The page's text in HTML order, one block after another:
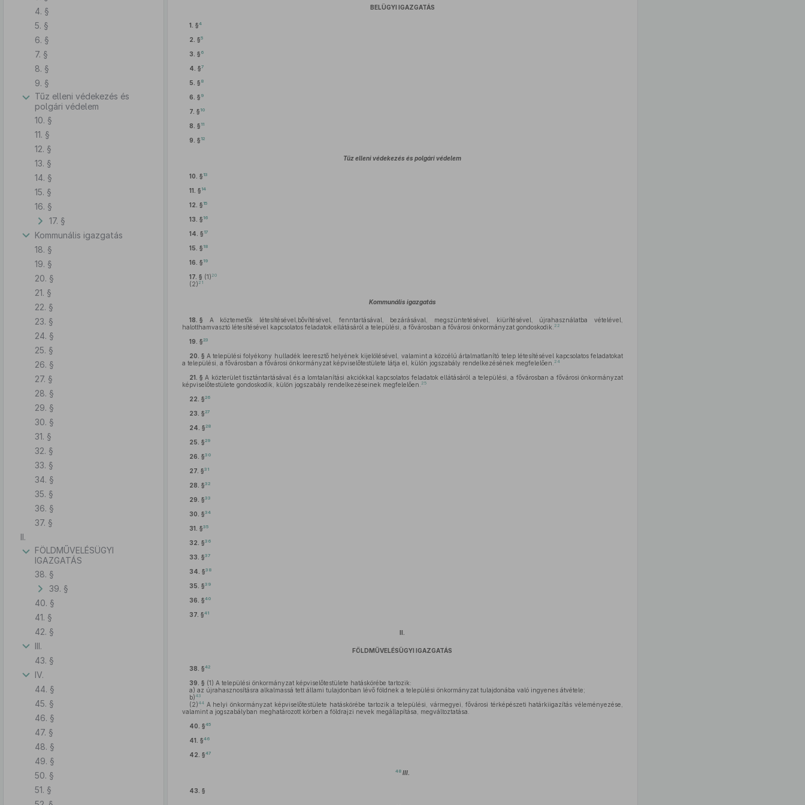
4. §
5. §
6. §
7. §
8. §
9. §
Tűz elleni védekezés és
polgári védelem
10. §
11. §
12. §
13. §
14. §
15. §
16. §
17. §
Kommunális igazgatás
18. §
19. §
20. §
21. §
22. §
23. §
24. §
25. §
26. §
27. §
28. §
29. §
30. §
31. §
32. §
33. §
34. §
35. §
36. §
37. §
II.
FÖLDMŰVELÉSÜGYI
IGAZGATÁS
38. §
39. §
40. §
41. §
42. §
III.
43. §
IV.
44. §
45. §
46. §
47. §
48. §
49. §
50. §
51. §
BELÜGYI IGAZGATÁS
1. §4
2. §5
3. § 6
4. §7
5. § 8
6. § 9
7. § 10
8. § 11
9. § 12
Tűz elleni védekezés és polgári védelem
10. § 13
11. § 14
12. § 15
13. § 16
14. § 17
15. § 18
16. § 19
17. § (1) 20
(2) 21
Kommunális igazgatás
18. § A köztemetők létesítésével,bővítésével, fenntartásával, bezárásával, megszüntetésével, kiürítésével, újrahasználatba vételével,
halotthamvasztó létesítésével kapcsolatos feladatok ellátásáról a települési, a fővárosban a fővárosi önkormányzat gondoskodik. 22
19. §23
20. § A települési folyékony hulladék leeresztő helyének kijelölésével, valamint a közcélú ártalmatlanító telep létesítésével kapcsolatos feladatokat
a települési, a fővárosban a fővárosi önkormányzat képviselőtestülete látja el, külön jogszabály rendelkezésének megfelelően. 24
21. § A közterület tisztántartásával és a lomtalanítási akciókkal kapcsolatos feladatok ellátásáról a települési, a fővárosban a fővárosi önkormányzat
képviselőtestülete gondoskodik, külön jogszabály rendelkezéseinek megfelelően. 25
22. §26
23. §27
24. §28
25. §29
26. §30
27. §31
28. §32
29. §33
30. §34
31. §35
32. §36
33. §37
34. §38
35. §39
36. §40
37. §41
II.
FÖLDMŰVELÉSÜGYI IGAZGATÁS
38. §42
39. § (1) A települési önkormányzat képviselőtestülete hatáskörébe tartozik:
a) az újrahasznosításra alkalmassá tett állami tulajdonban lévő földnek a települési önkormányzat tulajdonába való ingyenes átvétele;
b)43
(2)44A helyi önkormányzat képviselőtestülete hatáskörébe tartozik a települési, vármegyei, fővárosi térképészeti határkiigazítás véleményezése,
valamint a jogszabályban meghatározott körben a földrajzi nevek megállapítása, megváltoztatása.
40. §45
41. §46
42. §47
48 III.
43. §